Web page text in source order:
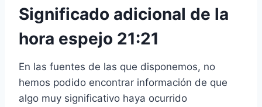
Significado adicional de la
hora espejo 21:21
En las fuentes de las que disponemos, no
hemos podido encontrar información de que
algo muy significativo haya ocurrido